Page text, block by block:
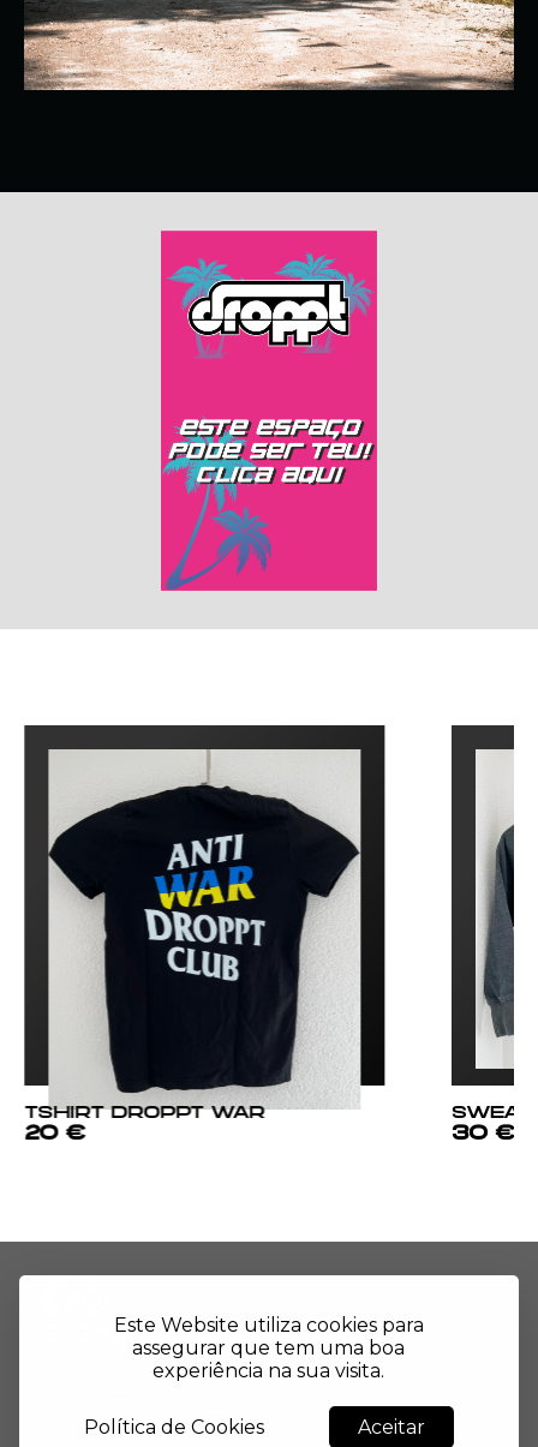
DROPPT WAR
€ 30 €
Este Website utiliza cookies para
assegurar que tem uma boa
experiência na sua visita.
Política de Cookies Aceitar
CONTACT US
Politica de Privacidade e
Cookies